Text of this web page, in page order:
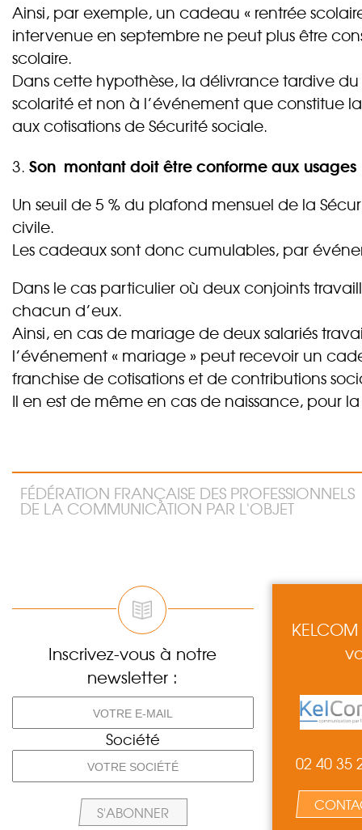
Ainsi, par exemple, un cadeau « rentrée
intervenue en septembre ne peut plus être
scolaire.
Dans cette hypothèse, la délivrance tardive
scolarité et non à l’événement que constitue
aux cotisations de Sécurité sociale.
3. Son montant doit être conforme aux usages
Un seuil de 5 % du plafond mensuel de la
civile.
Les cadeaux sont donc cumulables, par
Dans le cas particulier où deux conjoints
chacun d’eux.
Ainsi, en cas de mariage de deux salariés
l’événement « mariage » peut recevoir un
franchise de cotisations et de contributions
Il en est de même en cas de naissance, pour
FÉDÉRATION FRANÇAISE DES PROFESSIONNELS
DE LA COMMUNICATION PAR L'OBJET
Inscrivez-vous à notre
newsletter :
Société
02 40 35